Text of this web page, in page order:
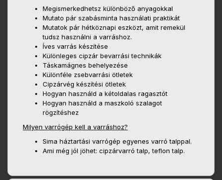
Megismerkedhetsz különböző anyagokkal
Mutato pár szabásminta használati praktikát
Mutatok pár hétköznapi eszközt, amit remekül
tudsz használni a varráshoz.
Íves varrás készítése
Különleges cipzár bevarrási technikák
Táskamágnes behelyezése
Különféle zsebvarrási ötletek
Cipzárvég készítési ötletek
Hogyan használd a kétoldalas ragasztót
Hogyan használd a maszkoló szalagot
rögzítéshez
Milyen varrógép kell a varráshoz?
Sima háztartási varrógép egyenes varró talppal.
Ami még jól jöhet: cipzárvarró talp, teflon talp.